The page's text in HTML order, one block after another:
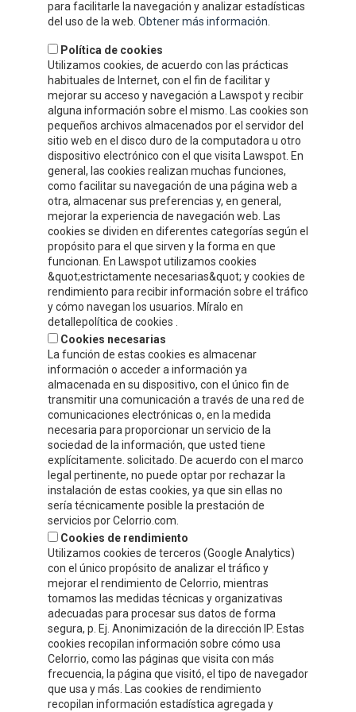
para facilitarle la navegación y analizar estadísticas
del uso de la web. Obtener más información
Política de cookies
Utilizamos cookies, de acuerdo con las prácticas
habituales de Internet, con el fin de facilitar y
mejorar su acceso y navegación a Lawspot y recibir
alguna información sobre el mismo. Las cookies son
pequeños archivos almacenados por el servidor del
sitio web en el disco duro de la computadora u otro
dispositivo electrónico con el que visita Lawspot. En
general, las cookies realizan muchas funciones,
como facilitar su navegación de una página web a
otra, almacenar sus preferencias y, en general,
mejorar la experiencia de navegación web. Las
cookies se dividen en diferentes categorías según el
propósito para el que sirven y la forma en que
funcionan. En Lawspot utilizamos cookies
&quot;estrictamente necesarias&quot; y cookies de
rendimiento para recibir información sobre el tráfico
y cómo navegan los usuarios. Míralo en
detallepolítica de cookies .
Cookies necesarias
La función de estas cookies es almacenar
información o acceder a información ya
almacenada en su dispositivo, con el único fin de
transmitir una comunicación a través de una red de
comunicaciones electrónicas o, en la medida
necesaria para proporcionar un servicio de la
sociedad de la información, que usted tiene
explícitamente. solicitado. De acuerdo con el marco
legal pertinente, no puede optar por rechazar la
instalación de estas cookies, ya que sin ellas no
sería técnicamente posible la prestación de
servicios por Celorrio.com.
Cookies de rendimiento
Utilizamos cookies de terceros (Google Analytics)
con el único propósito de analizar el tráfico y
mejorar el rendimiento de Celorrio, mientras
tomamos las medidas técnicas y organizativas
adecuadas para procesar sus datos de forma
segura, p. Ej. Anonimización de la dirección IP. Estas
cookies recopilan información sobre cómo usa
Celorrio, como las páginas que visita con más
frecuencia, la página que visitó, el tipo de navegador
que usa y más. Las cookies de rendimiento
recopilan información estadística agregada y
INFORMACIÓN DE CONTACTO
Compre y Compare S.A.U.
Polígono Tejerías Sur, Calle Torrecilla, 42
26500 - Calahorra (La Rioja)
+34 941 132 803
info@celorrio.com
ZONA PRIVADA
¡ESCRÍBENOS!
Aceptola política de protección de datos y privacidad
Autorizo el envío de información y promociones que puedan ser de
mi interés mediante los medios facilitados.